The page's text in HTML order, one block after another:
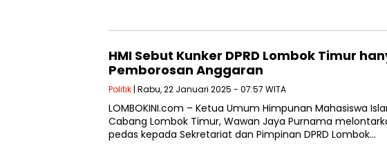
HMI Sebut Kunker DPRD Lombok Timur
Pemborosan Anggaran
Politik | Rabu, 22 Januari 2025 - 07:57 WITA
LOMBOKINI.com – Ketua Umum Himpunan Mahasiswa
Cabang Lombok Timur, Wawan Jaya Purnama
pedas kepada Sekretariat dan Pimpinan DPRD Lombok…